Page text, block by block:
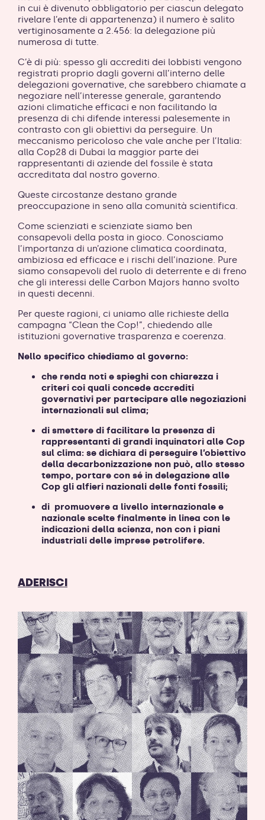
in cui è divenuto obbligatorio per ciascun delegato
rivelare l’ente di appartenenza) il numero è salito
vertiginosamente a 2.456: la delegazione più
numerosa di tutte.
C’è di più: spesso gli accrediti dei lobbisti vengono
registrati proprio dagli governi all’interno delle
delegazioni governative, che sarebbero chiamate a
negoziare nell’interesse generale, garantendo
azioni climatiche efficaci e non facilitando la
presenza di chi difende interessi palesemente in
contrasto con gli obiettivi da perseguire. Un
meccanismo pericoloso che vale anche per l’Italia:
alla Cop28 di Dubai la maggior parte dei
rappresentanti di aziende del fossile è stata
accreditata dal nostro governo.
Queste circostanze destano grande
preoccupazione in seno alla comunità scientifica.
Come scienziati e scienziate siamo ben
consapevoli della posta in gioco. Conosciamo
l’importanza di un’azione climatica coordinata,
ambiziosa ed efficace e i rischi dell’inazione. Pure
siamo consapevoli del ruolo di deterrente e di freno
che gli interessi delle Carbon Majors hanno svolto
in questi decenni.
Per queste ragioni, ci uniamo alle richieste della
campagna “Clean the Cop!”, chiedendo alle
istituzioni governative trasparenza e coerenza.
Nello specifico chiediamo al governo:
che renda noti e spieghi con chiarezza i
criteri coi quali concede accrediti
governativi per partecipare alle negoziazioni
internazionali sul clima;
di smettere di facilitare la presenza di
rappresentanti di grandi inquinatori alle Cop
sul clima: se dichiara di perseguire l’obiettivo
della decarbonizzazione non può, allo stesso
tempo, portare con sé in delegazione alle
Cop gli alfieri nazionali delle fonti fossili;
di promuovere a livello internazionale e
nazionale scelte finalmente in linea con le
indicazioni della scienza, non con i piani
industriali delle imprese petrolifere.
ADERISCI